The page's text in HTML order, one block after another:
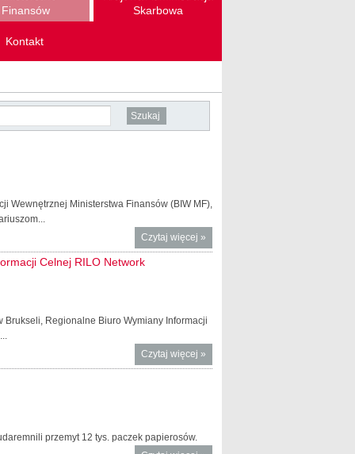
Finansów
Skarbowa
Kontakt
Wewnętrznej Ministerstwa Finansów (BIW MF),
Czytaj więcej o Przemytnik
próbował
»
Celnej RILO Network
Regionalne Biuro Wymiany Informacji
Czytaj więcej o RILO ECE
na czele
Informacji
»
przemyt 12 tys. paczek papierosów.